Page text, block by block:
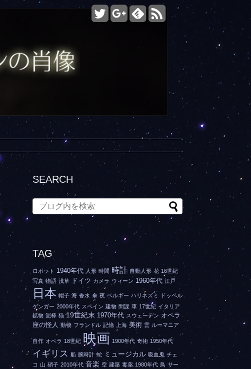
SEARCH
TAG
ロボット 1940年代 人形 時間 時計 自動人形 花 16世紀
写真 物語 浅草 ドイツ カメラ ウィーン 1960年代 江戸
日本 帽子 海 香水 傘 夜 ベルギー ハリネズミ
ドッペル
ゲンガー 2000年代 スペイン 建物 間諜 車 17世紀 イタリア
鉱物 泥棒 猫 19世紀末 1970年代 スウェーデン オペラ
座の怪人 動物 フランドル 記憶 上海 美術 雲 ルーマニア
自作 オペラ 18世紀 映画 1900年代 奇術 1950年代
イギリス 船 腕時計 蛇 ミュージカル 吸血鬼 チェ
コ 山 硝子 2010年代 音楽 空 建築 毒薬 1980年代 鳥 サー